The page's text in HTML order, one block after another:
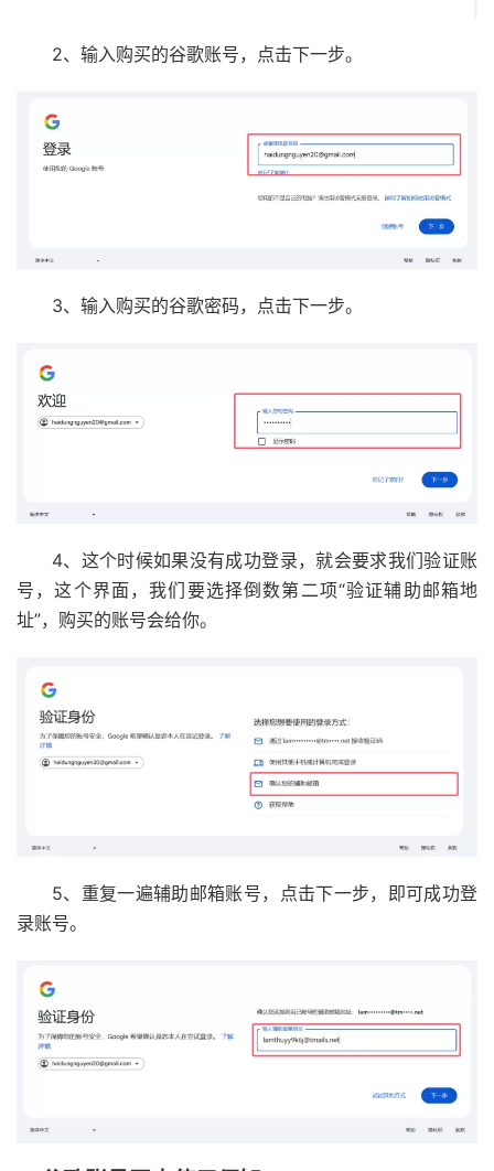
2、输入购买的谷歌账号，点击下一步。
3、输入购买的谷歌密码，点击下一步。
4、这个时候如果没有成功登录，就会要求我们验证账
号，这个界面，我们要选择倒数第二项“验证辅助邮箱地
址”，购买的账号会给你。
5、重复一遍辅助邮箱账号，点击下一步，即可成功登
录账号。